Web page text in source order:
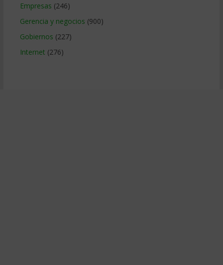
Empresas (246)
Gerencia y negocios (900)
Gobiernos (227)
Internet (276)